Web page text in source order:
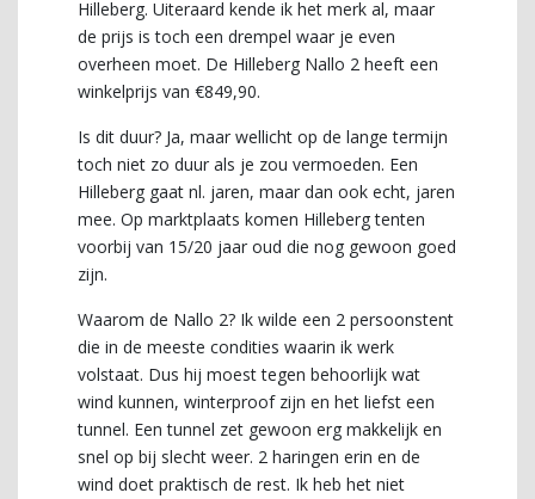
Hilleberg. Uiteraard kende ik het merk al, maar
de prijs is toch een drempel waar je even
overheen moet. De Hilleberg Nallo 2 heeft een
winkelprijs van €849,90.
Is dit duur? Ja, maar wellicht op de lange termijn
toch niet zo duur als je zou vermoeden. Een
Hilleberg gaat nl. jaren, maar dan ook echt, jaren
mee. Op marktplaats komen Hilleberg tenten
voorbij van 15/20 jaar oud die nog gewoon goed
zijn.
Waarom de Nallo 2? Ik wilde een 2 persoonstent
die in de meeste condities waarin ik werk
volstaat. Dus hij moest tegen behoorlijk wat
wind kunnen, winterproof zijn en het liefst een
tunnel. Een tunnel zet gewoon erg makkelijk en
snel op bij slecht weer. 2 haringen erin en de
wind doet praktisch de rest. Ik heb het niet